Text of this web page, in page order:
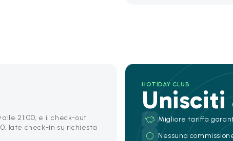
21:00, e il check-out
late check-in su richiesta
HOTIDAY CLUB
Migliore tariffa
Nessuna